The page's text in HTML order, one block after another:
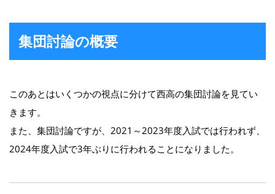
集団討論の概要
このあとはいくつかの視点に分けて西高の集団討論を見てい
きます。
また、集団討論ですが、2021～2023年度入試では行われず、
2024年度入試で3年ぶりに行われることになりました。